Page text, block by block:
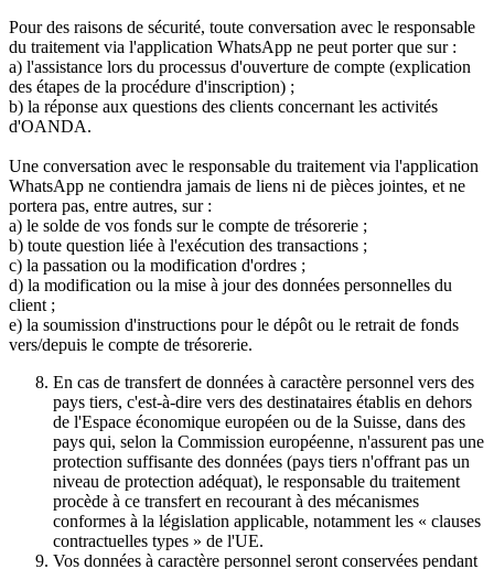
Pour des raisons de sécurité, toute conversation avec le responsable
du traitement via l'application WhatsApp ne peut porter que sur :
a) l'assistance lors du processus d'ouverture de compte (explication
des étapes de la procédure d'inscription) ;
b) la réponse aux questions des clients concernant les activités
d'OANDA.
Une conversation avec le responsable du traitement via l'application
WhatsApp ne contiendra jamais de liens ni de pièces jointes, et ne
portera pas, entre autres, sur :
a) le solde de vos fonds sur le compte de trésorerie ;
b) toute question liée à l'exécution des transactions ;
c) la passation ou la modification d'ordres ;
d) la modification ou la mise à jour des données personnelles du
client ;
e) la soumission d'instructions pour le dépôt ou le retrait de fonds
vers/depuis le compte de trésorerie.
En cas de transfert de données à caractère personnel vers des
pays tiers, c'est-à-dire vers des destinataires établis en dehors
de l'Espace économique européen ou de la Suisse, dans des
pays qui, selon la Commission européenne, n'assurent pas une
protection suffisante des données (pays tiers n'offrant pas un
niveau de protection adéquat), le responsable du traitement
procède à ce transfert en recourant à des mécanismes
conformes à la législation applicable, notamment les « clauses
contractuelles types » de l'UE.
Vos données à caractère personnel seront conservées pendant